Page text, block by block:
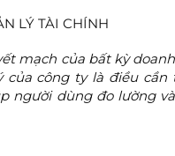
LÝ TÀI CHÍNH
mạch của bất kỳ
công ty là điều
người dùng đo lường